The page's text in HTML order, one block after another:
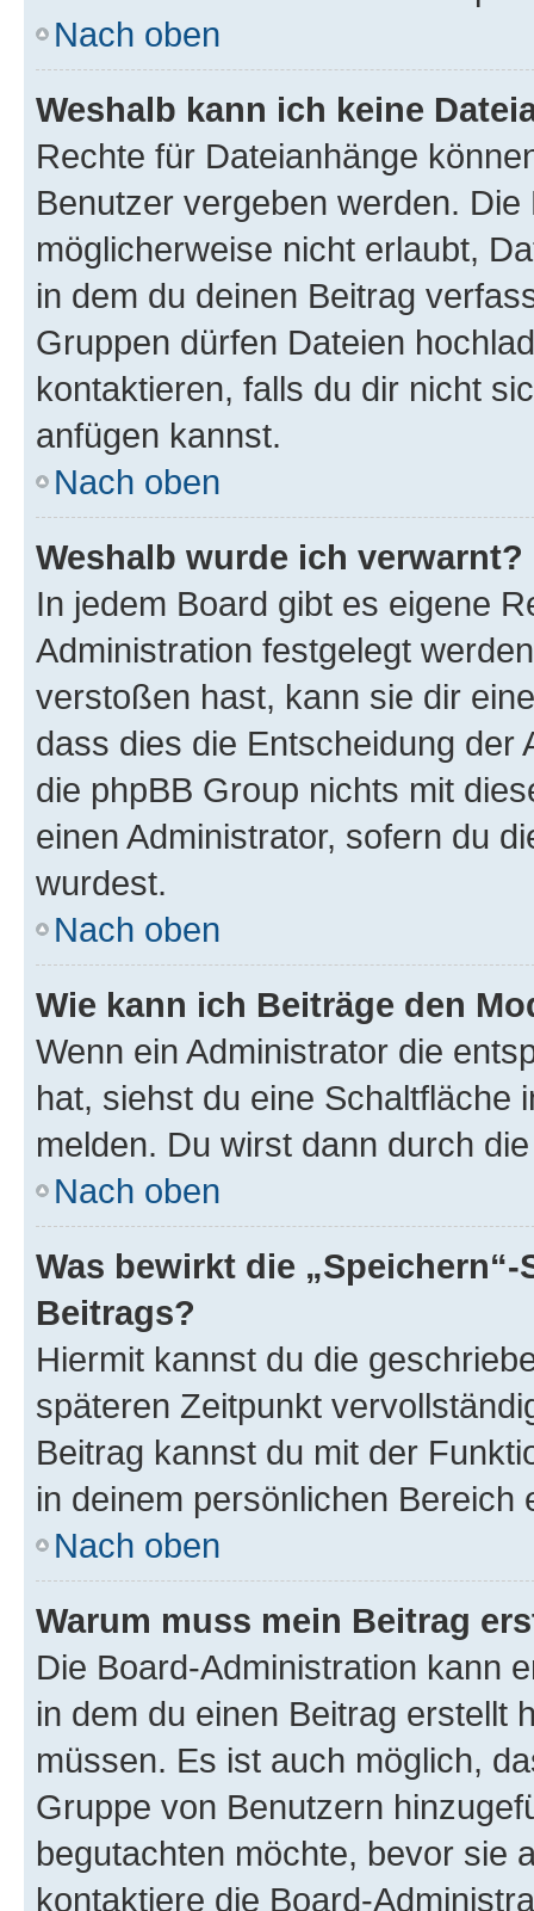
Nach oben
Weshalb kann ich keine
Rechte für Dateianhänge
Benutzer vergeben werden.
möglicherweise nicht erlaubt,
in dem du deinen Beitrag
Gruppen dürfen Dateien
kontaktieren, falls du dir nicht
anfügen kannst.
Nach oben
Weshalb wurde ich verwarnt?
In jedem Board gibt es eigene
Administration festgelegt
verstoßen hast, kann sie dir
dass dies die Entscheidung der
die phpBB Group nichts mit
einen Administrator, sofern du
wurdest.
Nach oben
Wie kann ich Beiträge den
Wenn ein Administrator die
hat, siehst du eine Schaltfläche
melden. Du wirst dann durch
Nach oben
Was bewirkt die
Beitrags?
Hiermit kannst du die
späteren Zeitpunkt
Beitrag kannst du mit der
in deinem persönlichen Bereich
Nach oben
Warum muss mein Beitrag
Die Board-Administration kann
in dem du einen Beitrag erstellt
müssen. Es ist auch möglich,
Gruppe von Benutzern
begutachten möchte, bevor sie
kontaktiere die Board-